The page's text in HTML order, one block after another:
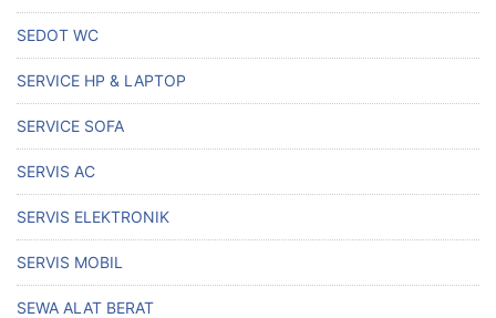
SEDOT WC
SERVICE HP & LAPTOP
SERVICE SOFA
SERVIS AC
SERVIS ELEKTRONIK
SERVIS MOBIL
SEWA ALAT BERAT